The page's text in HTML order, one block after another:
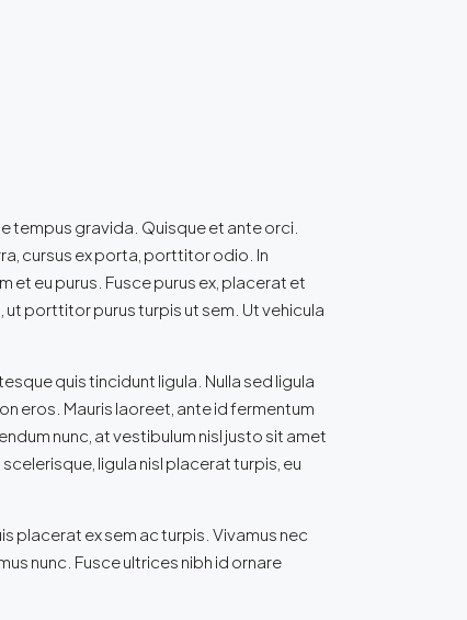
tempus gravida. Quisque et ante orci.
cursus ex porta, porttitor odio. In
et eu purus. Fusce purus ex, placerat et
porttitor purus turpis ut sem. Ut vehicula
quis tincidunt ligula. Nulla sed ligula
eros. Mauris laoreet, ante id fermentum
nunc, at vestibulum nisl justo sit amet
ligula nisl placerat turpis, eu
placerat ex sem ac turpis. Vivamus nec
nunc. Fusce ultrices nibh id ornare